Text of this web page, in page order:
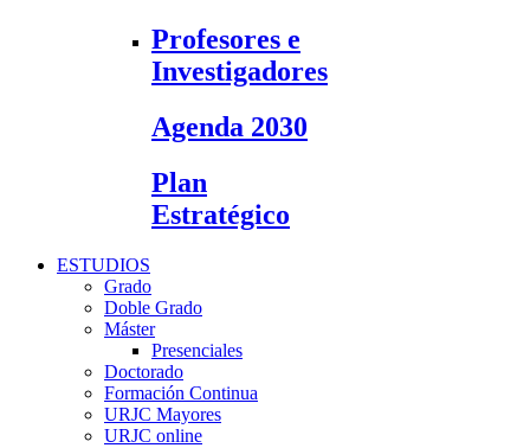
Profesores e
Investigadores
Agenda 2030
Plan
Estratégico
ESTUDIOS
Grado
Doble Grado
Máster
Presenciales
Doctorado
Formación Continua
URJC Mayores
URJC online